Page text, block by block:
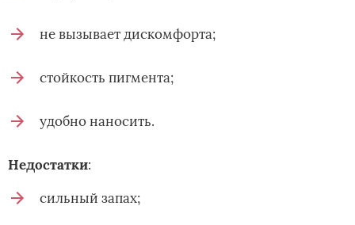
не вызывает дискомфорта;
стойкость пигмента;
удобно наносить.
Недостатки:
сильный запах;